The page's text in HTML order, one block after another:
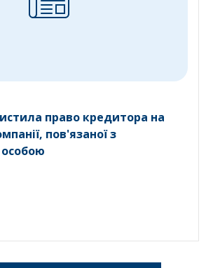
право кредитора на
пов'язаної з